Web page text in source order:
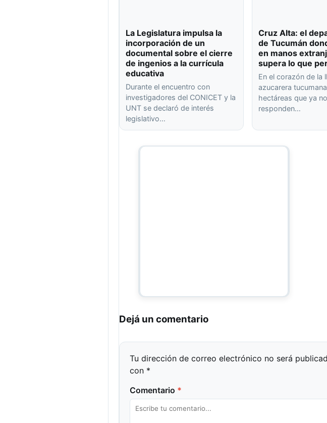
La Legislatura impulsa la
incorporación de un
documental sobre el cierre
de ingenios a la currícula
educativa
Durante el encuentro con
investigadores del CONICET y la
UNT se declaró de interés
legislativo…
Cruz Alta: el
de Tucumán
en manos
supera lo que
En el corazón de la
azucarera
hectáreas que ya no
responden…
Dejá un comentario
Tu dirección de correo electrónico no será
con *
Comentario *